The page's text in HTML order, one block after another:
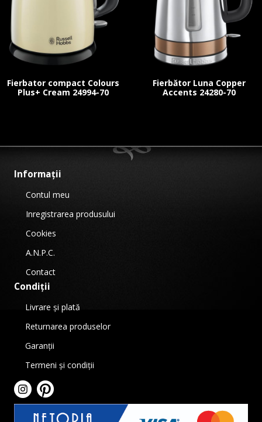
Fierbator compact Colours
Plus+ Cream 24994-70
Fierbător Luna Copper
Accents 24280-70
Informații
Contul meu
Inregistrarea produsului
Cookies
A.N.P.C.
Contact
Condiții
Livrare și plată
Returnarea produselor
Garanții
Termeni și condiții